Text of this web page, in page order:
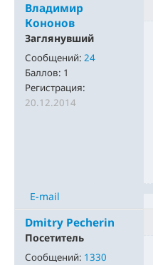
Владимир
Кононов
Заглянувший
Сообщений: 24
Баллов: 1
Регистрация:
20.12.2014
E-mail
Dmitry Pecherin
Посетитель
Сообщений: 1330